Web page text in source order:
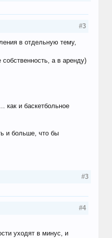
#3
в отдельную тему,
а в аренду)
как и баскетбольное
и больше, что бы
#3
#4
уходят в минус, и